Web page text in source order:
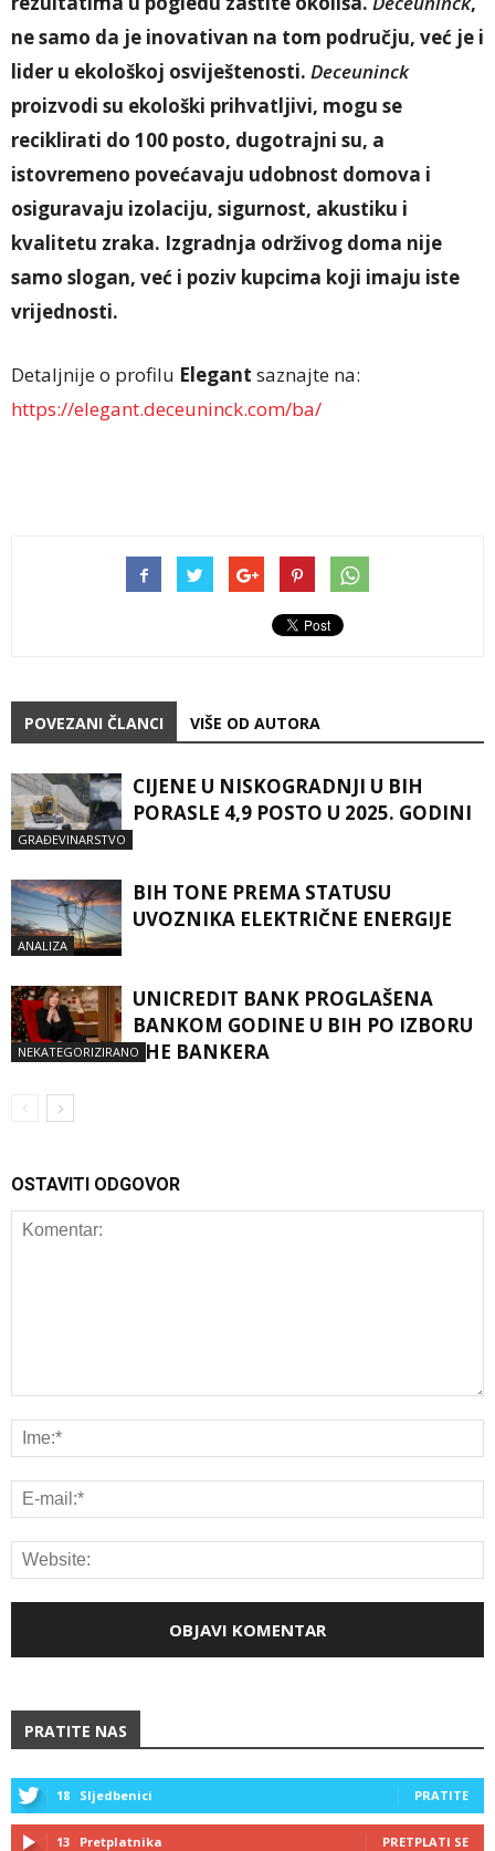
ne samo da je inovativan na tom području, već je i
lider u ekološkoj osviještenosti. Deceuninck
proizvodi su ekološki prihvatljivi, mogu se
reciklirati do 100 posto, dugotrajni su, a
istovremeno povećavaju udobnost domova i
osiguravaju izolaciju, sigurnost, akustiku i
kvalitetu zraka. Izgradnja održivog doma nije
samo slogan, već i poziv kupcima koji imaju iste
vrijednosti.
Detaljnije o profilu Elegant saznajte na:
https://elegant.deceuninck.com/ba/
POVEZANI ČLANCI VIŠE OD AUTORA
GRAĐEVINARSTVO
CIJENE U NISKOGRADNJI U BIH
PORASLE 4,9 POSTO U 2025. GODINI
ANALIZA
BIH TONE PREMA STATUSU
UVOZNIKA ELEKTRIČNE ENERGIJE
NEKATEGORIZIRANO
UNICREDIT BANK PROGLAŠENA
BANKOM GODINE U BIH PO IZBORU
THE BANKERA
OSTAVITI ODGOVOR
PRATITE NAS
18 Sljedbenici PRATITE
13 Pretplatnika PRETPLATI SE